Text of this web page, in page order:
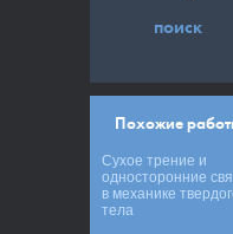
поиск
Похожие
Сухое трение и
односторонние
в механике
тела